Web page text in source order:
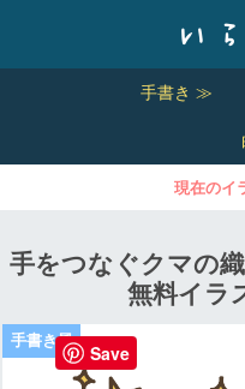
手書き ≫
現在のイ
手をつなぐクマの
無料イラ
Save